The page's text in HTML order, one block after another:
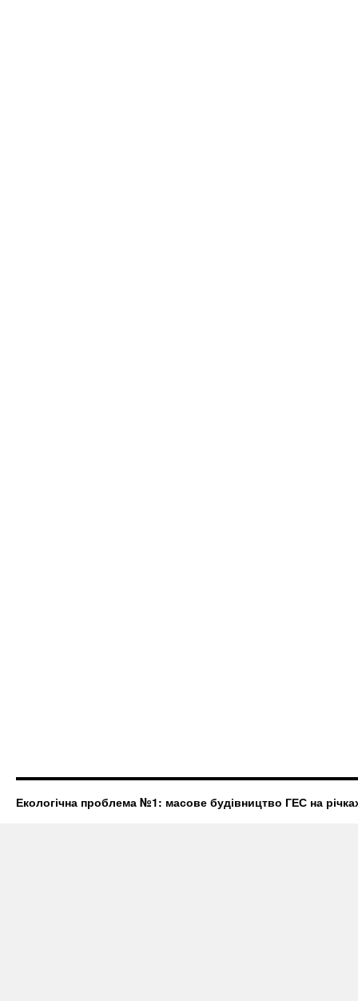
Екологічна проблема №1: масове будівництво ГЕС на